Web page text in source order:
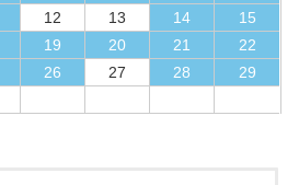
12 13 14
15
19 20 21
22
26 27 28
29